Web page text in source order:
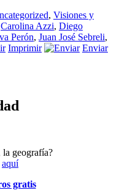
, Visiones y
Carolina Azzi, Diego
Perón, Juan José Sebreli,
Imprimir Enviar
la geografía?
aquí
gratis